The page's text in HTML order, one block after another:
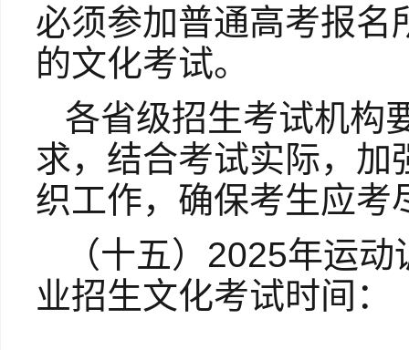
必须参加普通高考报名
的文化考试。
各省级招生考试机构
求，结合考试实际，加
织工作，确保考生应考
（十五）2025年运
业招生文化考试时间：